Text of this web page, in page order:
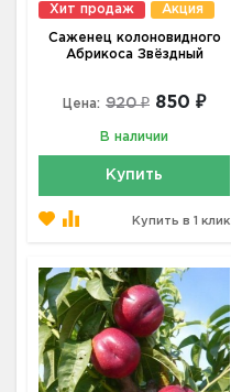
Хит продаж Акция
Саженец колоновидного
Абрикоса Звёздный
Цена: 920 ₽ 850 ₽
В наличии
Купить
Купить в 1 клик